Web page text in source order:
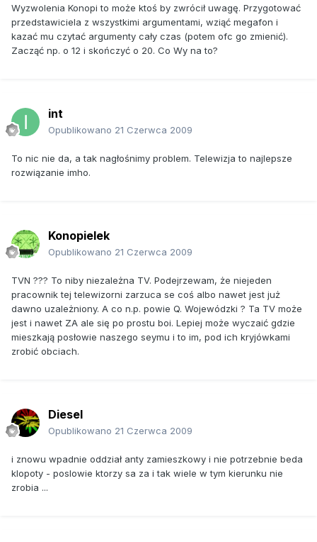
Wyzwolenia Konopi to może ktoś by zwrócił uwagę. Przygotować
przedstawiciela z wszystkimi argumentami, wziąć megafon i
kazać mu czytać argumenty cały czas (potem ofc go zmienić).
Zacząć np. o 12 i skończyć o 20. Co Wy na to?
int
Opublikowano 21 Czerwca 2009
To nic nie da, a tak nagłośnimy problem. Telewizja to najlepsze
rozwiązanie imho.
Konopielek
Opublikowano 21 Czerwca 2009
TVN ??? To niby niezależna TV. Podejrzewam, że niejeden
pracownik tej telewizorni zarzuca se coś albo nawet jest już
dawno uzależniony. A co n.p. powie Q. Wojewódzki ? Ta TV może
jest i nawet ZA ale się po prostu boi. Lepiej może wyczaić gdzie
mieszkają posłowie naszego seymu i to im, pod ich kryjówkami
zrobić obciach.
Diesel
Opublikowano 21 Czerwca 2009
i znowu wpadnie oddział anty zamieszkowy i nie potrzebnie beda
klopoty - poslowie ktorzy sa za i tak wiele w tym kierunku nie
zrobia ...